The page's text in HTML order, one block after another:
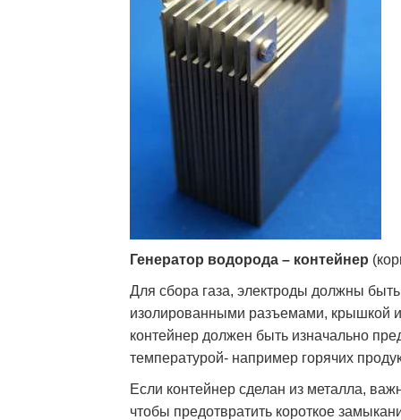
Генератор водорода – контейнер
Для сбора газа, электроды должны
изолированными разъемами, крышкой
контейнер должен быть изначально
температурой- например горячих
Если контейнер сделан из металла,
чтобы предотвратить короткое